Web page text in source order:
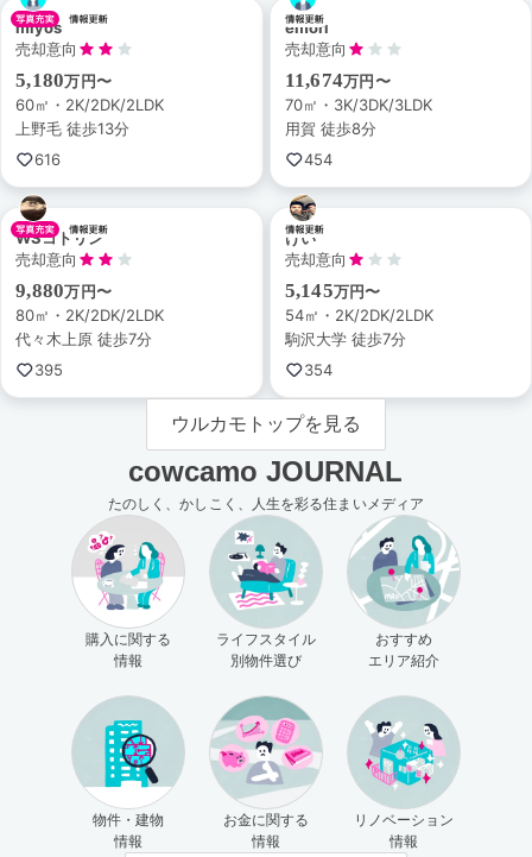
miyos
売却意向
5,180万円〜
60㎡・2K/2DK/2LDK
上野毛 徒歩13分
616
emori
売却意向
11,674万円〜
70㎡・3K/3DK/3LDK
用賀 徒歩8分
454
WSコトリン
売却意向
9,880万円〜
80㎡・2K/2DK/2LDK
代々木上原 徒歩7分
395
けい
売却意向
5,145万円〜
54㎡・2K/2DK/2LDK
駒沢大学 徒歩7分
354
ウルカモトップを見る
cowcamo JOURNAL
たのしく、かしこく、人生を彩る住まいメディア
購入に関する
情報
ライフスタイル
別物件選び
おすすめ
エリア紹介
物件・建物
情報
お金に関する
情報
リノベーション
情報